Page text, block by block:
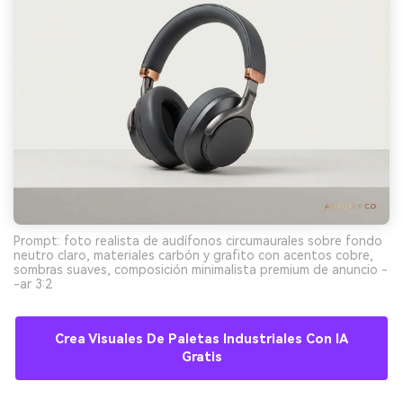
Prompt: foto realista de audífonos circumaurales sobre fondo
neutro claro, materiales carbón y grafito con acentos cobre,
sombras suaves, composición minimalista premium de anuncio -
-ar 3:2
Crea Visuales De Paletas Industriales Con IA
Gratis